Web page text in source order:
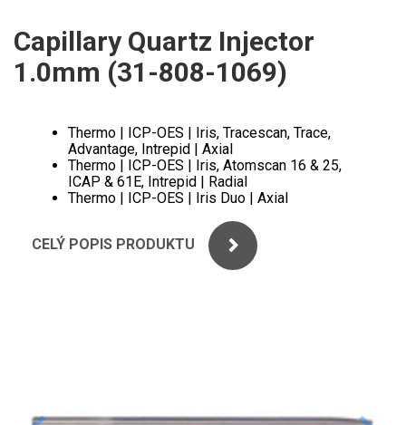
PERKINELMER
SHIMADZU
ANALYTIK JENA
STANDARDY
ICP
PERKINELMER
Příprava vzorků
MS/SPM
Capillary Quartz Injector
1.0mm (31-808-1069)
Thermo | ICP-OES | Iris, Tracescan, Trace,
Advantage, Intrepid | Axial
Thermo | ICP-OES | Iris, Atomscan 16 & 25,
ICAP & 61E, Intrepid | Radial
Thermo | ICP-OES | Iris Duo | Axial
CELÝ POPIS PRODUKTU